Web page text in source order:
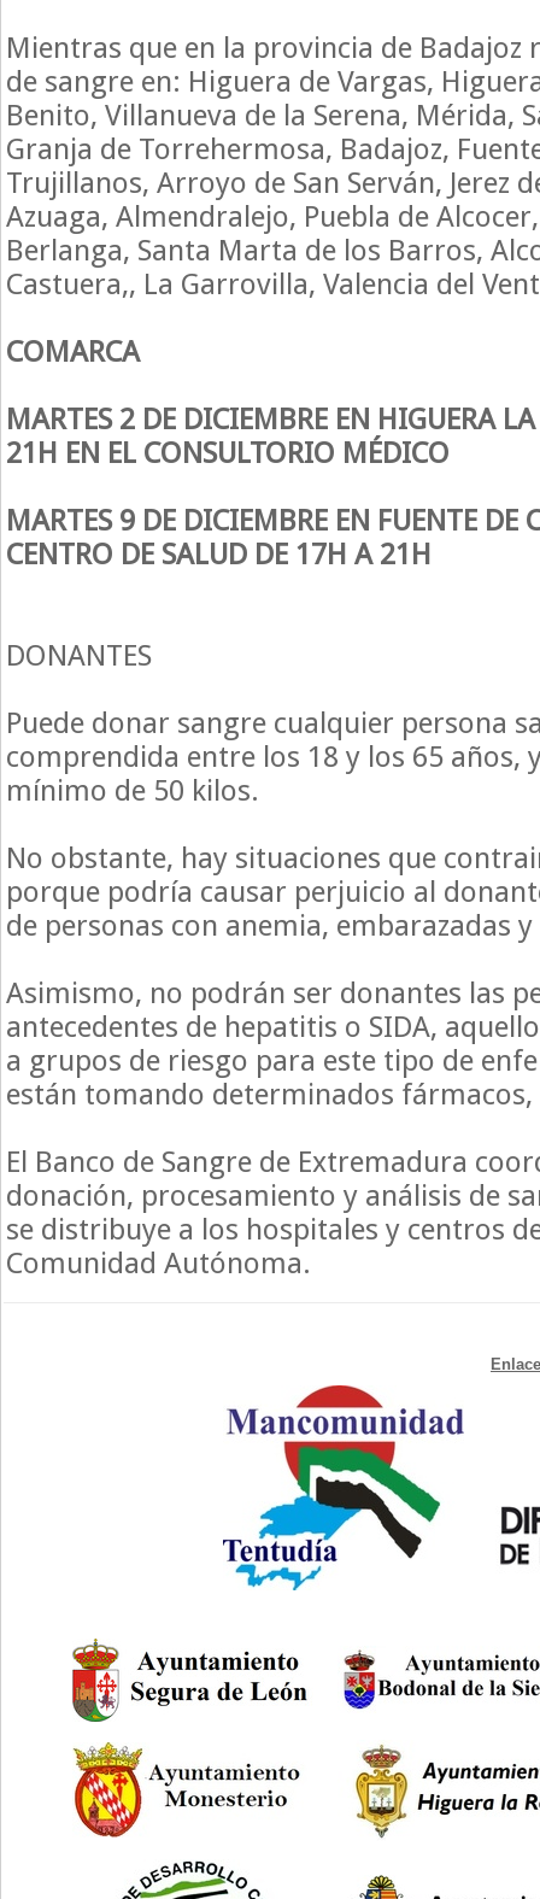
Mientras que en la provincia de Badajoz
de sangre en: Higuera de Vargas,
Benito, Villanueva de la Serena, Mérida,
Granja de Torrehermosa, Badajoz,
Trujillanos, Arroyo de San Serván, Jerez
Azuaga, Almendralejo, Puebla de
Berlanga, Santa Marta de los Barros,
Castuera,, La Garrovilla, Valencia del
COMARCA
MARTES 2 DE DICIEMBRE EN HIGUERA
21H EN EL CONSULTORIO MÉDICO
MARTES 9 DE DICIEMBRE EN FUENTE DE
CENTRO DE SALUD DE 17H A 21H
DONANTES
Puede donar sangre cualquier persona
comprendida entre los 18 y los 65 años,
mínimo de 50 kilos.
No obstante, hay situaciones que
porque podría causar perjuicio al
de personas con anemia, embarazadas
Asimismo, no podrán ser donantes las
antecedentes de hepatitis o SIDA,
a grupos de riesgo para este tipo de
están tomando determinados
El Banco de Sangre de Extremadura
donación, procesamiento y análisis de
se distribuye a los hospitales y centros
Comunidad Autónoma.